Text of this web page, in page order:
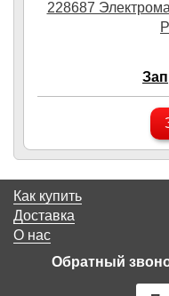
228687
Как купить
Доставка
О нас
Обратный